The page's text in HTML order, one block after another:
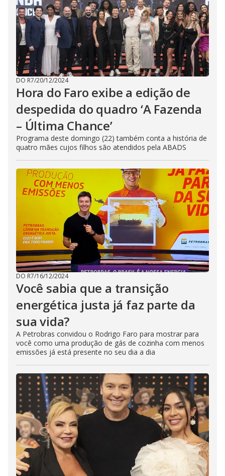
DO R7/20/12/2024
Hora do Faro exibe a edição de
despedida do quadro ‘A Fazenda
– Última Chance’
Programa deste domingo (22) também conta a história de
quatro mães cujos filhos são atendidos pela ABADS
DO R7/16/12/2024
Você sabia que a transição
energética justa já faz parte da
sua vida?
A Petrobras convidou o Rodrigo Faro para mostrar para
você como uma produção de gás de cozinha com menos
emissões já está presente no seu dia a dia